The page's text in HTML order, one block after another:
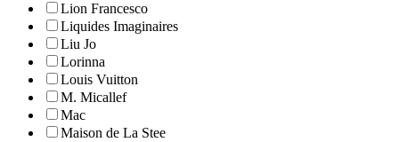
Lion Francesco
Liquides Imaginaires
Liu Jo
Lorinna
Louis Vuitton
M. Micallef
Mac
Maison de La Stee